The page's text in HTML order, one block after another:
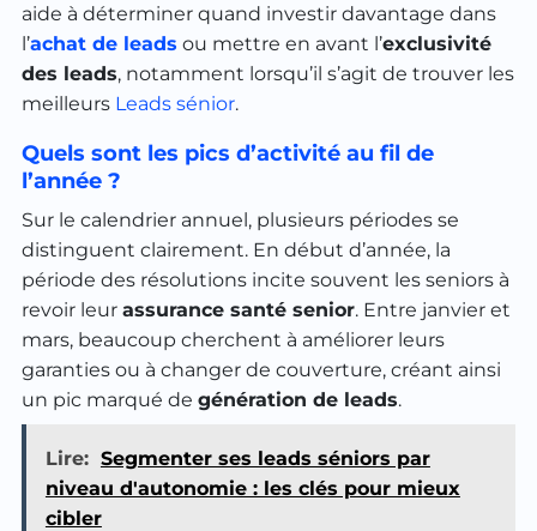
aide à déterminer quand investir davantage dans
l’achat de leads ou mettre en avant l’exclusivité
des leads, notamment lorsqu’il s’agit de trouver les
meilleurs Leads sénior.
Quels sont les pics d’activité au fil de
l’année ?
Sur le calendrier annuel, plusieurs périodes se
distinguent clairement. En début d’année, la
période des résolutions incite souvent les seniors à
revoir leur assurance santé senior. Entre janvier et
mars, beaucoup cherchent à améliorer leurs
garanties ou à changer de couverture, créant ainsi
un pic marqué de génération de leads.
Lire: Segmenter ses leads séniors par
niveau d'autonomie : les clés pour mieux
cibler